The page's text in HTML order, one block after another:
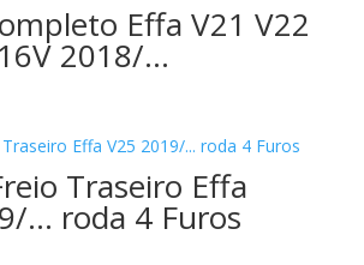
Effa V21 V22
2018/…
Traseiro Effa
… roda 4 Furos